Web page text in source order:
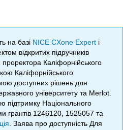
на базі NICE CXone Expert і
відкритих підручників
Каліфорнійського
Каліфорнійського
доступних рішень для
університету та Merlot.
Національного
грантів 1246120, 1525057 та
. Заява про доступність Для